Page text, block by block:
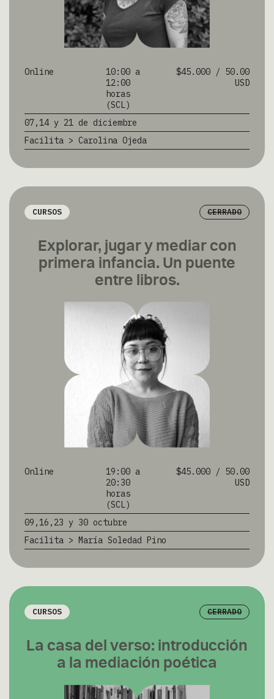
Online
10:00 a
12:00
horas
(SCL)
$45.000 / 50.00
USD
07,14 y 21 de diciembre
Facilita > Carolina Ojeda
CURSOS CERRADO
Explorar, jugar y mediar con
primera infancia. Un puente
entre libros.
Online
19:00 a
20:30
horas
(SCL)
$45.000 / 50.00
USD
09,16,23 y 30 octubre
Facilita > María Soledad Pino
CURSOS CERRADO
La casa del verso: introducción
a la mediación poética